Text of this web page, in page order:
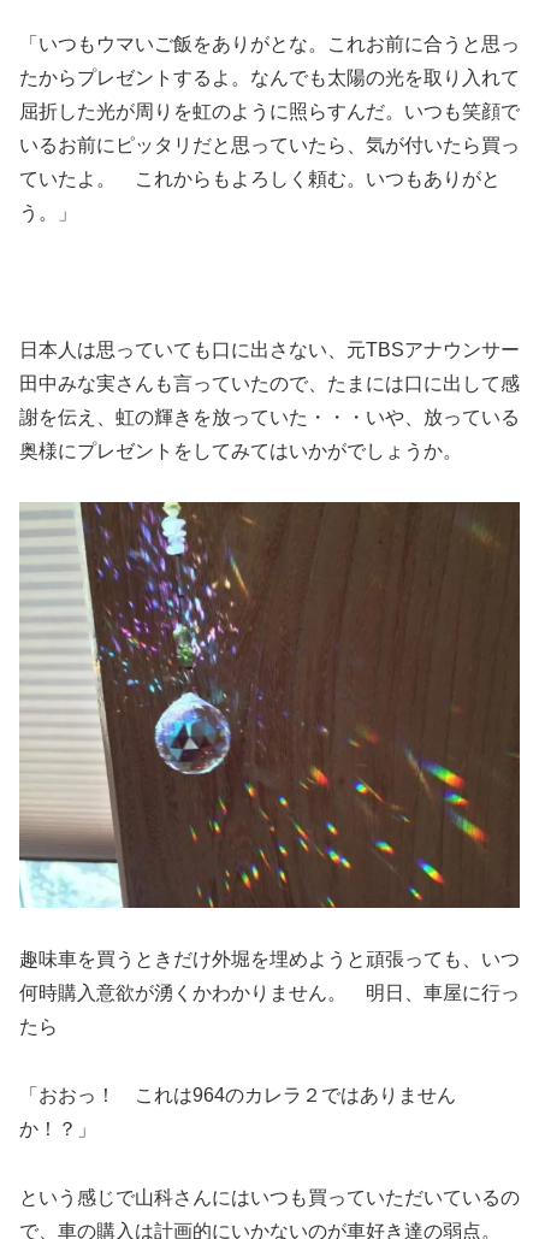
「いつもウマいご飯をありがとな。これお前に合うと思っ
たからプレゼントするよ。なんでも太陽の光を取り入れて
屈折した光が周りを虹のように照らすんだ。いつも笑顔で
いるお前にピッタリだと思っていたら、気が付いたら買っ
ていたよ。 これからもよろしく頼む。いつもありがと
う。」
日本人は思っていても口に出さない、元TBSアナウンサー
田中みな実さんも言っていたので、たまには口に出して感
謝を伝え、虹の輝きを放っていた・・・いや、放っている
奥様にプレゼントをしてみてはいかがでしょうか。
趣味車を買うときだけ外堀を埋めようと頑張っても、いつ
何時購入意欲が湧くかわかりません。 明日、車屋に行っ
たら
「おおっ！ これは964のカレラ２ではありません
か！？」
という感じで山科さんにはいつも買っていただいているの
で、車の購入は計画的にいかないのが車好き達の弱点。